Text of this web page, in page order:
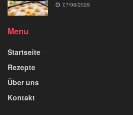
07/08/2026
Menu
Startseite
Rezepte
Über uns
Kontakt